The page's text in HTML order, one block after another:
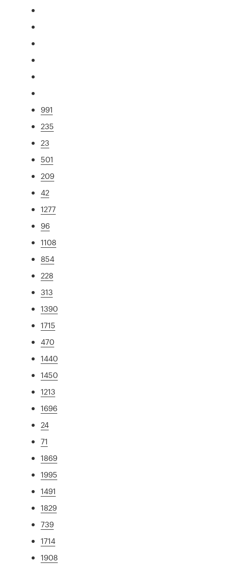
991
235
23
501
209
42
1277
96
1108
854
228
313
1390
1715
470
1440
1450
1213
1696
24
71
1869
1995
1491
1829
739
1714
1908